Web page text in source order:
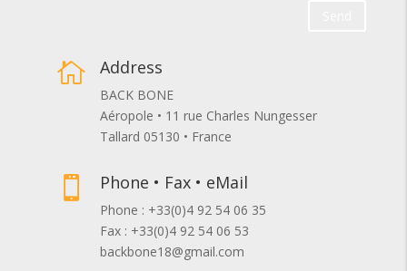
 Address
BACK BONE
Aéropole • 11 rue Charles Nungesser
Tallard 05130 • France
 Phone • Fax • eMail
Phone : +33(0)4 92 54 06 35
Fax : +33(0)4 92 54 06 53
backbone18@gmail.com